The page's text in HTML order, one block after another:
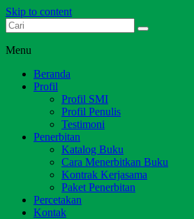
Skip to content
Dari Jambi untuk Indonesia
Menu
Beranda
Profil
Profil SMI
Profil Penulis
Testimoni
Penerbitan
Katalog Buku
Cara Menerbitkan Buku
Kontrak Kerjasama
Paket Penerbitan
Percetakan
Kontak